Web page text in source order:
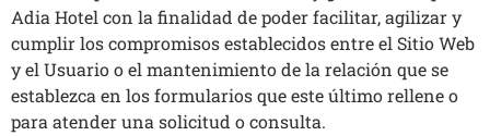
Adia Hotel con la finalidad de poder facilitar, agilizar y
cumplir los compromisos establecidos entre el Sitio Web
y el Usuario o el mantenimiento de la relación que se
establezca en los formularios que este último rellene o
para atender una solicitud o consulta.